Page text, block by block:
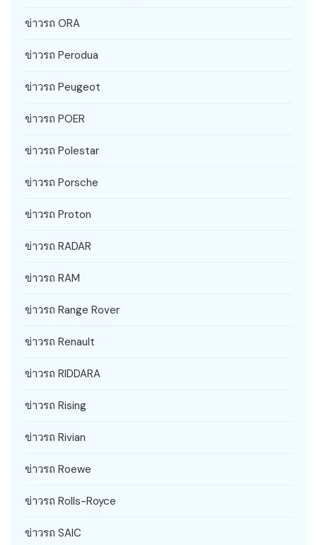
ข่าวรถ ORA
ข่าวรถ Perodua
ข่าวรถ Peugeot
ข่าวรถ POER
ข่าวรถ Polestar
ข่าวรถ Porsche
ข่าวรถ Proton
ข่าวรถ RADAR
ข่าวรถ RAM
ข่าวรถ Range Rover
ข่าวรถ Renault
ข่าวรถ RIDDARA
ข่าวรถ Rising
ข่าวรถ Rivian
ข่าวรถ Roewe
ข่าวรถ Rolls-Royce
ข่าวรถ SAIC